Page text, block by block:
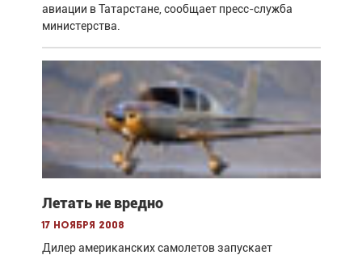
авиации в Татарстане, сообщает пресс-служба
министерства.
Летать не вредно
17 ноября 2008
Дилер американских самолетов запускает